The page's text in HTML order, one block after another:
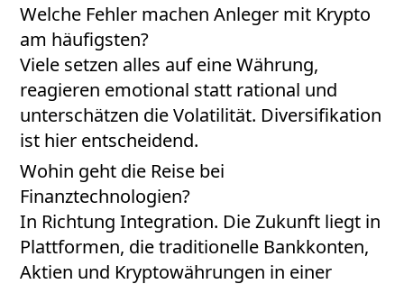
Welche Fehler machen Anleger mit Krypto
am häufigsten?
Viele setzen alles auf eine Währung,
reagieren emotional statt rational und
unterschätzen die Volatilität. Diversifikation
ist hier entscheidend.
Wohin geht die Reise bei
Finanztechnologien?
In Richtung Integration. Die Zukunft liegt in
Plattformen, die traditionelle Bankkonten,
Aktien und Kryptowährungen in einer